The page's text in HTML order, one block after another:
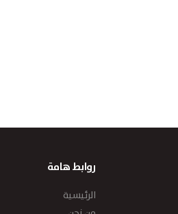
روابط هامة
الرئيسية